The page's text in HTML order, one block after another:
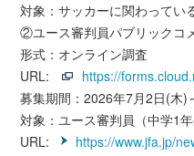
対象：サッカーに関わってい
②ユース審判員パブリックコ
形式：オンライン調査
URL:
https://
募集期間：2026年7月2日(木)
対象：ユース審判員（中学1年
URL:
https://www.jfa.jp/